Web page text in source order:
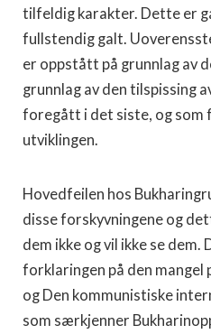
tilfeldig karakter. Dette er
fullstendig galt.
er oppstått på grunnlag av
grunnlag av den tilspissing
foregått i det siste, og som
utviklingen.
Hovedfeilen hos
disse forskyv­ningene og
dem ikke og vil ikke se dem.
forklaringen på den
og Den kommunistiske
som særkjenner